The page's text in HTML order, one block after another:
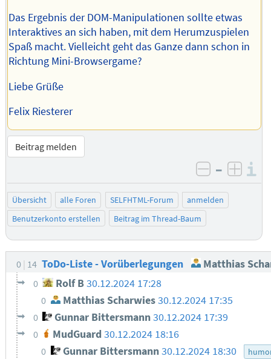
Das Ergebnis der DOM-Manipulationen sollte etwas
Interaktives an sich haben, mit dem Herumzuspielen
Spaß macht. Vielleicht geht das Ganze dann schon in
Richtung Mini-Browsergame?
Liebe Grüße
Felix Riesterer
Beitrag melden
negativ
–
Übersicht alle Foren SELFHTML-Forum
anmelden
Benutzerkonto erstellen
Beitrag im Thread-Baum
0 14 ToDo-Liste - Vorüberlegungen Matthias
0 Rolf B30.12.2024 17:28
0 Matthias Scharwies 30.12.2024 17:35
0 Gunnar Bittersmann30.12.2024 17:39
0 MudGuard 30.12.2024 18:16
0 Gunnar Bittersmann 30.12.2024 18:30